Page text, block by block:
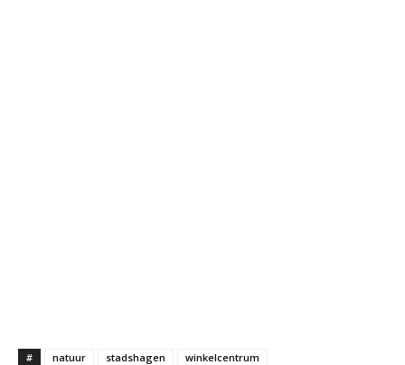
# natuur stadshagen winkelcentrum